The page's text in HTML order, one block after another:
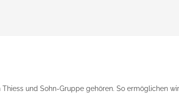
und Sohn-Gruppe gehören. So ermöglichen